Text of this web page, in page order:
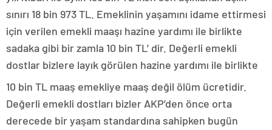
sınırı 18 bin 973 TL. Emeklinin yaşamını idame ettirmesi
için verilen emekli maaşı hazine yardımı ile birlikte
sadaka gibi bir zamla 10 bin TL’ dir. Değerli emekli
dostlar bizlere layık görülen hazine yardımı ile birlikte
10 bin TL maaş emekliye maaş değil ölüm ücretidir.
Değerli emekli dostları bizler AKP’den önce orta
derecede bir yaşam standardına sahipken bugün